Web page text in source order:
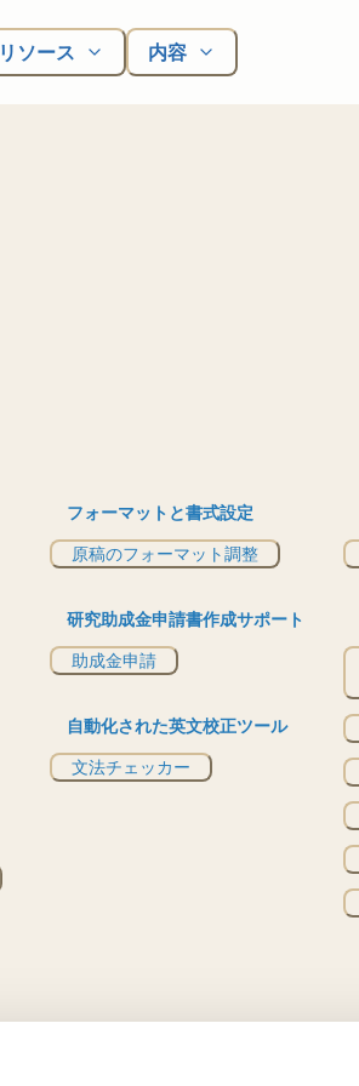
リソース 内容
フォーマットと書式設定
原稿のフォーマット調整
研究助成金申請書作成サポート
助成金申請
自動化された英文校正ツール
文法チェッカー